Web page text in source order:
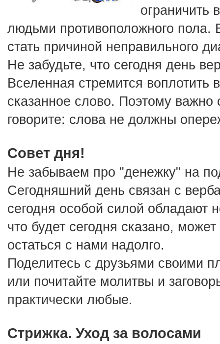
ограничить
людьми противоположного пола.
стать причиной неправильного
Не забудьте, что сегодня день
Вселенная стремится воплотить
сказанное слово. Поэтому важно
говорите: слова не должны
Совет дня!
Не забываем про "денежку" на
Сегодняшний день связан с
сегодня особой силой обладают
что будет сегодня сказано,
остаться с нами надолго.
Поделитесь с друзьями своими
или почитайте молитвы и
практически любые.
Стрижка. Уход за волосами